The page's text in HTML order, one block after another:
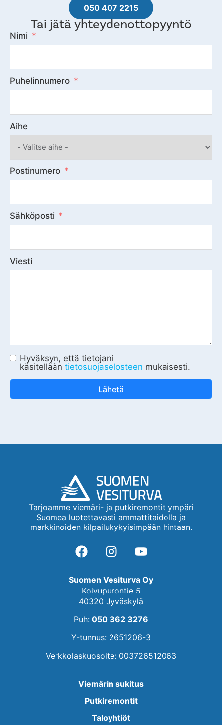
050 407 2215
Tai jätä yhteydenottopyyntö
Nimi
Puhelinnumero
Aihe
Postinumero
Sähköposti
Viesti
Hyväksyn, että tietojani
käsitellään tietosuojaselosteen mukaisesti.
Lähetä
Tarjoamme viemäri- ja putkiremontit ympäri
Suomea luotettavasti ammattitaidolla ja
markkinoiden kilpailukykyisimpään hintaan.
Suomen Vesiturva Oy
Koivupurontie 5
40320 Jyväskylä
Puh: 050 362 3276
Y-tunnus: 2651206-3
Verkkolaskuosoite: 003726512063
Viemärin sukitus
Putkiremontit
Taloyhtiöt